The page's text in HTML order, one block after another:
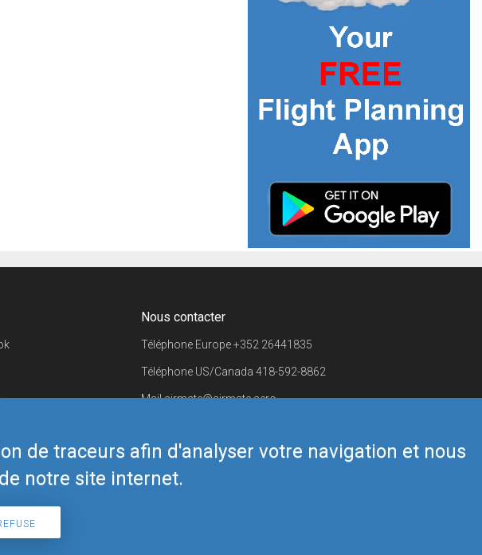
de traceurs afin d'analyser votre navigation et nous
notre site internet.
Nous contacter
Téléphone Europe+352 26441835
Téléphone US/Canada 418-592-8862
Mailairmate@airmate.aero